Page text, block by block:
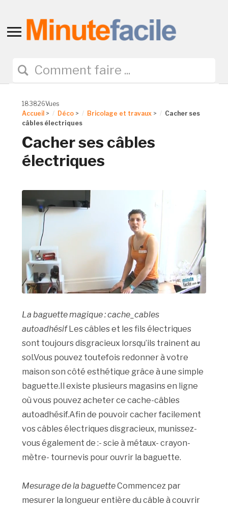
Toggle
navigation
183826Vues
Accueil > Déco > Bricolage et travaux >
Cacher ses
câbles électriques
Cacher ses câbles
électriques
La baguette magique : cache_cables
autoadhésif Les câbles et les fils électriques
sont toujours disgracieux lorsqu’ils trainent au
sol.Vous pouvez toutefois redonner à votre
maison son côté esthétique grâce à une simple
baguette.Il existe plusieurs magasins en ligne
où vous pouvez acheter ce cache-câbles
autoadhésif.Afin de pouvoir cacher facilement
vos câbles électriques disgracieux, munissez-
vous également de :- scie à métaux- crayon-
mètre- tournevis pour ouvrir la baguette.
Mesurage de la baguetteCommencez par
mesurer la longueur entière du câble à couvrir